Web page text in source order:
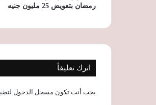
رمضان بتعويض 25 مليون جنيه
اترك تعليقاً
يجب أنت تكون مسجل الدخول